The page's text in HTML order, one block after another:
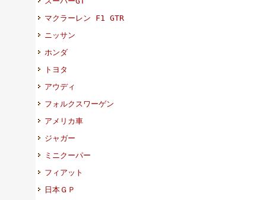
マクラーレン F1 GTR
ニッサン
ホンダ
トヨタ
アウディ
フォルクスワーゲン
アメリカ車
ジャガー
ミニクーパー
フィアット
日本ＧＰ